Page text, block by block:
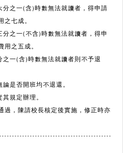
之一(含)時數無法就讀者，得申請
七成。
之一(不含)時數無法就讀者，得申
之五成。
一(含)時數無法就讀者則不予退
是否開班均不退還。
規定辦理。
過，陳請校長核定後實施，修正時亦